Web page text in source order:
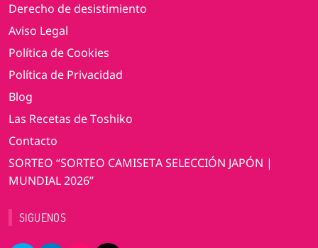
Derecho de desistimiento
Aviso Legal
Política de Cookies
Política de Privacidad
Blog
Las Recetas de Toshiko
Contacto
SORTEO “SORTEO CAMISETA SELECCIÓN JAPÓN |
MUNDIAL 2026”
SIGUENOS